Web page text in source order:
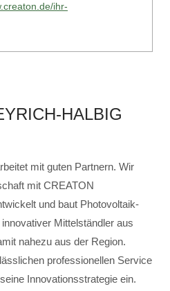
ihr-
HALBIG
mit guten Partnern. Wir
mit CREATON
und baut Photovoltaik-
Mittelständler aus
nahezu aus der Region.
professionellen Service
Innovationsstrategie ein.